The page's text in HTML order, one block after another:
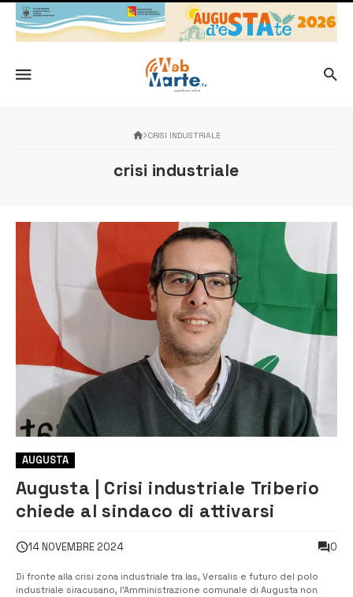
CRISI INDUSTRIALE
crisi industriale
AUGUSTA
Augusta | Crisi industriale Triberio
chiede al sindaco di attivarsi
14 NOVEMBRE 2024 0
Di fronte alla crisi zona industriale tra Ias, Versalis e futuro del polo
industriale siracusano, l’Amministrazione comunale di Augusta non